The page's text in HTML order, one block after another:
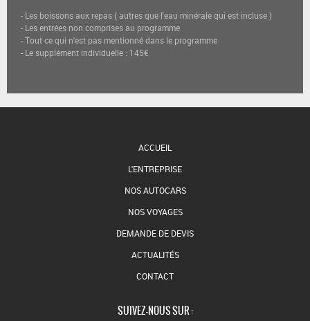
- Les boissons aux repas ( autres que l'eau minérale qui est incluse )
- Les entrées non comprises au programme
- Tout ce qui n'est pas mentionné dans le programme
- Le supplément individuelle : 145€
ACCUEIL
L'ENTREPRISE
NOS AUTOCARS
NOS VOYAGES
DEMANDE DE DEVIS
ACTUALITÉS
CONTACT
SUIVEZ-NOUS SUR :